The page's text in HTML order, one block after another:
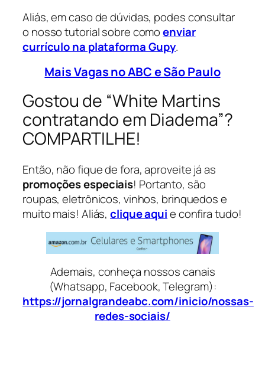
Aliás, em caso de dúvidas, podes consultar
o nosso tutorial sobre comoenviar
currículo na plataforma Gupy.
Mais Vagas no ABC e São Paulo
Gostou de “White Martins
contratando em Diadema”?
COMPARTILHE!
Então, não fique de fora, aproveite já as
promoções especiais! Portanto, são
roupas, eletrônicos, vinhos, brinquedos e
muito mais! Aliás,clique aquie confira tudo!
Ademais, conheça nossos canais
(Whatsapp, Facebook, Telegram):
https://jornalgrandeabc.com/inicio/nossas-
redes-sociais/